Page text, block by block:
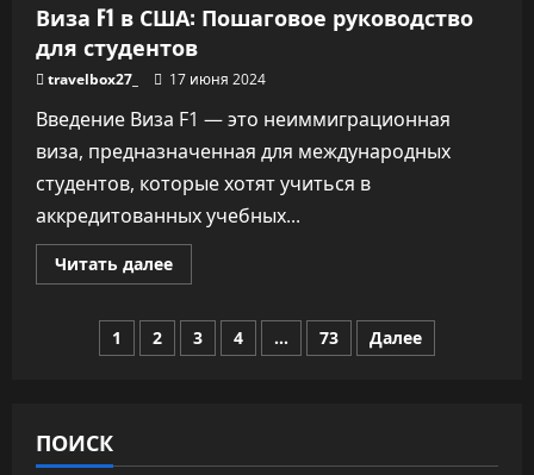
Виза F1 в США: Пошаговое руководство
для студентов
travelbox27_ 17 июня 2024
Введение Виза F1 — это неиммиграционная
виза, предназначенная для международных
студентов, которые хотят учиться в
аккредитованных учебных...
Читать далееПрочитать
больше
США:
Пагинация
1 2 3 4 … 73 Далее
ПОИСК